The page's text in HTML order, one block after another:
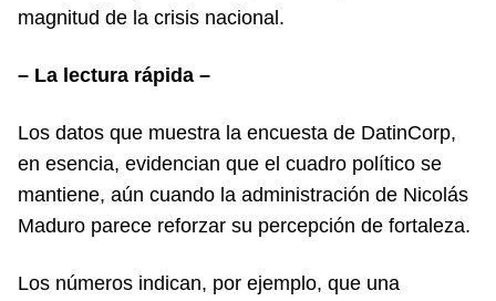
magnitud de la crisis nacional.
– La lectura rápida –
Los datos que muestra la encuesta de DatinCorp,
en esencia, evidencian que el cuadro político se
mantiene, aún cuando la administración de Nicolás
Maduro parece reforzar su percepción de fortaleza.
Los números indican, por ejemplo, que una